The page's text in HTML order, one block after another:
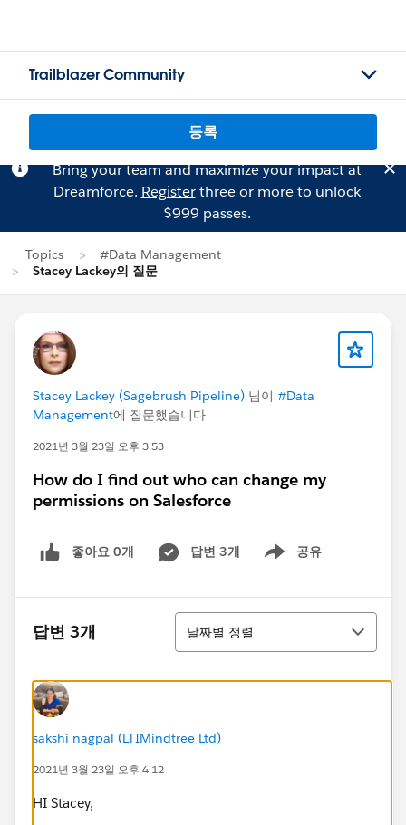
Trailblazer Community
등록
Bring your team and maximize your impact at
Dreamforce. Registerthree or more to unlock
$999 passes.
Topics
#Data Management
Stacey Lackey의 질문
Stacey Lackey (Sagebrush Pipeline) 님이 #Data
Management에 질문했습니다
2021년 3월 23일 오후 3:53
How do I find out who can change my
permissions on Salesforce
좋아요 0개 답변 3개 공유
Show menu
답변 3개
정렬
날짜별 정렬
sakshi nagpal (LTIMindtree Ltd)
2021년 3월 23일 오후 4:12
HI Stacey,